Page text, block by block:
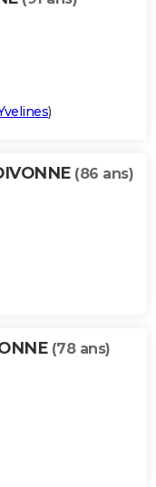
)
(86 ans)
(78 ans)